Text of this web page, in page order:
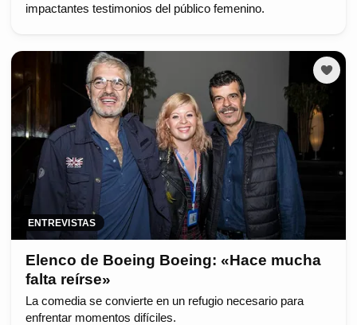
impactantes testimonios del público femenino.
ENTREVISTAS
Elenco de Boeing Boeing: «Hace mucha
falta reírse»
La comedia se convierte en un refugio necesario para
enfrentar momentos difíciles.